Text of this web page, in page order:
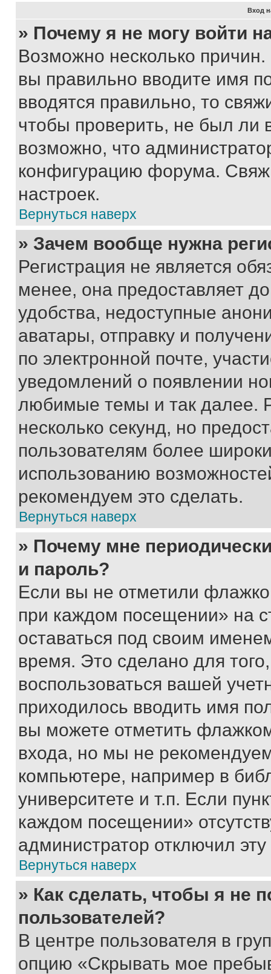
Вход
» Почему я не могу войти
Возможно несколько
вы правильно вводите имя
вводятся правильно, то
чтобы проверить, не был ли
возможно, что
конфигурацию форума.
настроек.
Вернуться наверх
» Зачем вообще нужна
Регистрация не является
менее, она предоставляет
удобства, недоступные
аватары, отправку и
по электронной почте,
уведомлений о появлении
любимые темы и так далее.
несколько секунд, но
пользователям более
использованию
рекомендуем это сделать.
Вернуться наверх
» Почему мне
и пароль?
Если вы не отметили
при каждом посещении» на
оставаться под своим
время. Это сделано для
воспользоваться вашей
приходилось вводить имя
вы можете отметить
входа, но мы не
компьютере, например в
университете и т.п. Если
каждом посещении»
администратор отключил
Вернуться наверх
» Как сделать, чтобы я не
пользователей?
В центре пользователя в
опцию «Скрывать мое